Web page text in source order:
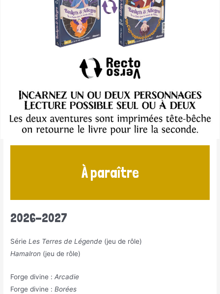
À paraître
2026-2027
SérieLes Terres de Légende (jeu de rôle)
Hamalron (jeu de rôle)
Forge divine :Arcadie
Forge divine :Borées